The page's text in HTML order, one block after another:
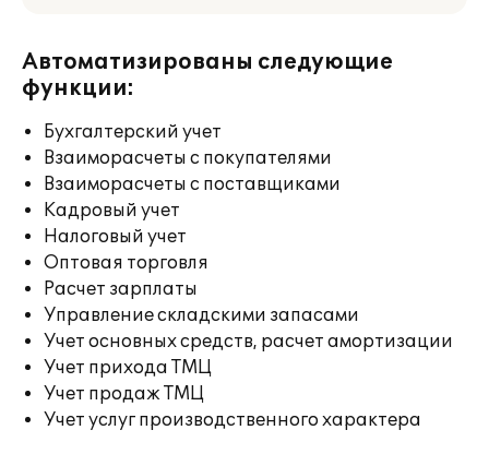
Автоматизированы следующие
функции:
Бухгалтерский учет
Взаиморасчеты с покупателями
Взаиморасчеты с поставщиками
Кадровый учет
Налоговый учет
Оптовая торговля
Расчет зарплаты
Управление складскими запасами
Учет основных средств, расчет амортизации
Учет прихода ТМЦ
Учет продаж ТМЦ
Учет услуг производственного характера